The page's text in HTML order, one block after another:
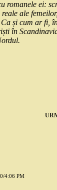
romanele ei:
reale ale
și cum ar fi,
în
4:06 PM